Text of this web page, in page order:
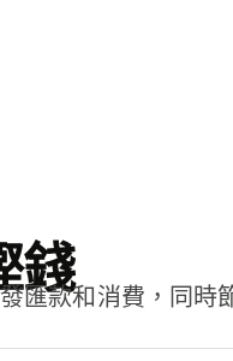
錢
匯款和消費，同時